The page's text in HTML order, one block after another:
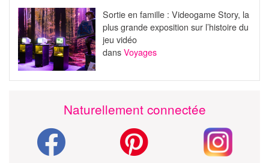
Sortie en famille : Videogame Story, la
plus grande exposition sur l’histoire du
jeu vidéo
dansVoyages
Naturellement connectée